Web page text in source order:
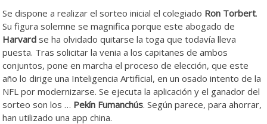
Se dispone a realizar el sorteo inicial el colegiado Ron Torbert.
Su figura solemne se magnifica porque este abogado de
Harvard se ha olvidado quitarse la toga que todavía lleva
puesta. Tras solicitar la venia a los capitanes de ambos
conjuntos, pone en marcha el proceso de elección, que este
año lo dirige una Inteligencia Artificial, en un osado intento de la
NFL por modernizarse. Se ejecuta la aplicación y el ganador del
sorteo son los … Pekín Fumanchús. Según parece, para ahorrar,
han utilizado una app china.